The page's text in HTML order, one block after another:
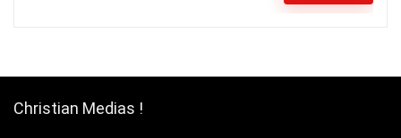
Christian Medias !